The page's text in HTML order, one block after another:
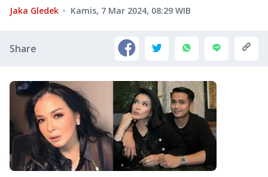
Jaka Gledek Kamis, 7 Mar 2024, 08:29 WIB
Share